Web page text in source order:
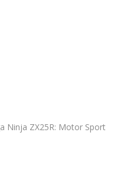
Ninja ZX25R: Motor Sport